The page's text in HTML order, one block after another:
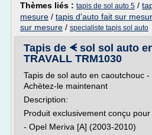
Thèmes liés : tapis de sol auto 5 /
mesure / tapis d'auto fait sur
sur mesure / specialiste tapis sol auto
Tapis de ᗛ sol sol auto
TRAVALL TRM1030
Tapis de sol auto en caoutchouc -
Achètez-le maintenant
Description:
Produit exclusivement conçu
- Opel Meriva [A] (2003-2010)